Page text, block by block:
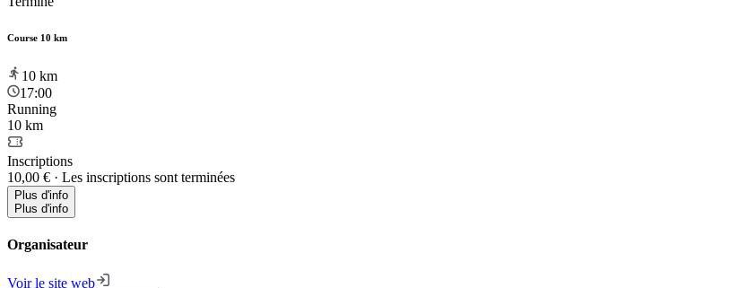
Course 10 km
10 km
17:00
Running
10 km
Inscriptions
10,00 € · Les inscriptions sont terminées
Plus d'info
Plus d'info
Organisateur
Voir le site web